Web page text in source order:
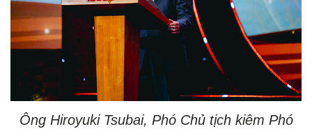
Ông Hiroyuki Tsubai, Phó Chủ tịch kiêm Phó